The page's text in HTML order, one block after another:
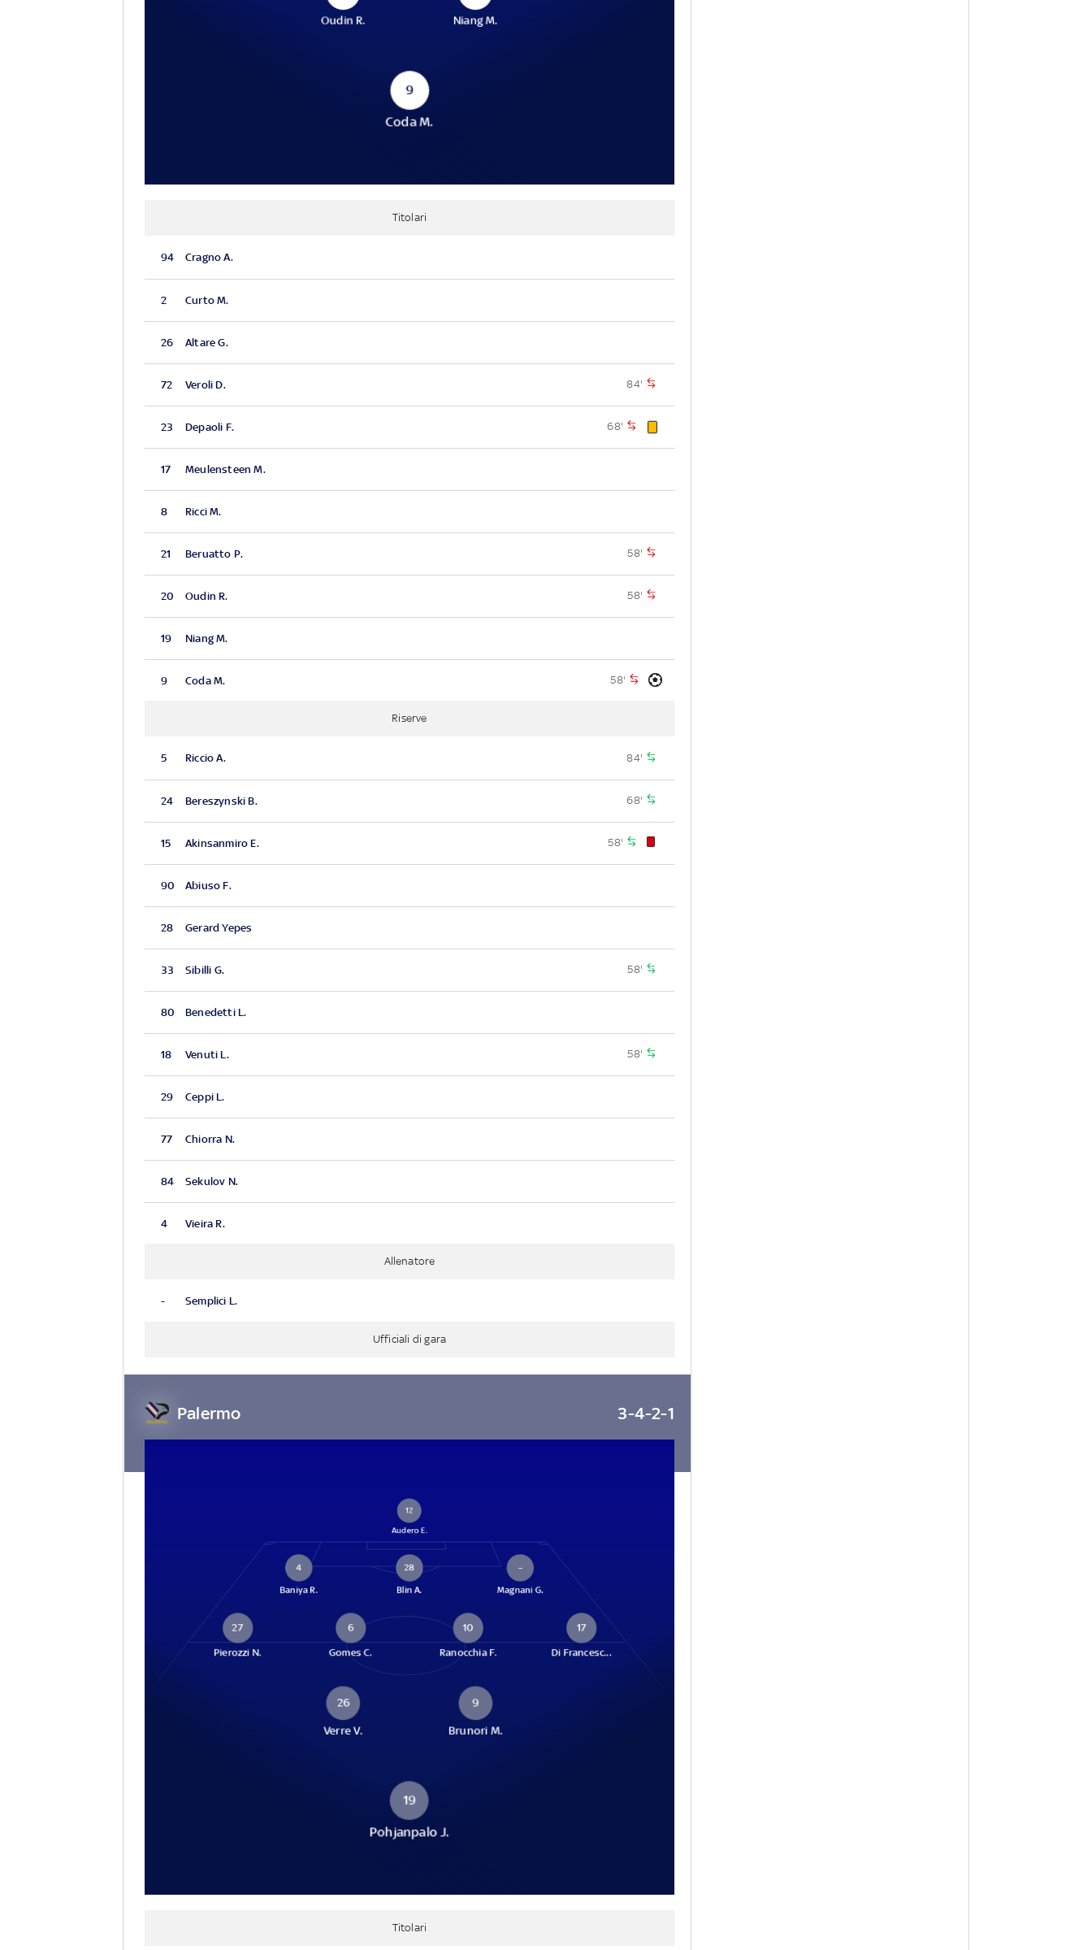
Niang M.
Oudin R.
9
Coda M.
Titolari
94 Cragno A.
2 Curto M.
26 Altare G.
72 Veroli D. 84'
23 Depaoli F. 68'
17 Meulensteen M.
8 Ricci M.
21 Beruatto P. 58'
20 Oudin R. 58'
19 Niang M.
9 Coda M. 58'
Riserve
5 Riccio A. 84'
24 Bereszynski B. 68'
15 Akinsanmiro E. 58'
90 Abiuso F.
28 Gerard Yepes
33 Sibilli G. 58'
80 Benedetti L.
18 Venuti L. 58'
29 Ceppi L.
77 Chiorra N.
84 Sekulov N.
4 Vieira R.
Allenatore
- Semplici L.
Ufficiali di gara
Palermo 3-4-2-1
12
Audero E.
4
Baniya R.
28
Blin A.
–
Magnani G.
27
Pierozzi N.
6
Gomes C.
10
Ranocchia F.
17
Di Francesc...
9
Brunori M.
26
Verre V.
19
Pohjanpalo J.
Titolari